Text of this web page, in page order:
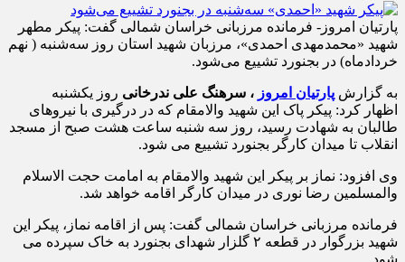
پارتیان امروز- فرمانده مرزبانی خراسان شمالی گفت: پیکر مطهر
شهید «محمدمهدی احمدی»، مرزبان شهید استان روز سه‌شنبه ( نهم
خردادماه) در بجنورد تشییع می‌شود.
به گزارش پارتیان امروز ، سرهنگ علی ندرخانی روز یکشنبه
اظهار کرد: پیکر پاک این شهید والامقام که در درگیری با نیروهای
طالبان به شهادت رسید، روز سه شنبه ساعت هشت صبح از مسجد
انقلاب تا میدان کارگر بجنورد تشییع می شود.
وی افزود: نماز بر پیکر این شهید والامقام به امامت حجت الاسلام
والمسلمین رضا نوری در میدان کارگر اقامه خواهد شد.
فرمانده مرزبانی خراسان شمالی گفت: پس از اقامه نماز، پیکر این
شهید بزرگوار در قطعه ۲ گلزار شهدای بجنورد به خاک سپرده می
شود.